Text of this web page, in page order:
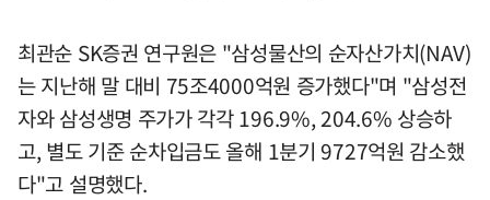
최관순 SK증권 연구원은 "삼성물산의 순자산가치(NAV)
는 지난해 말 대비 75조4000억원 증가했다"며 "삼성전
자와 삼성생명 주가가 각각 196.9%, 204.6% 상승하
고, 별도 기준 순차입금도 올해 1분기 9727억원 감소했
다"고 설명했다.